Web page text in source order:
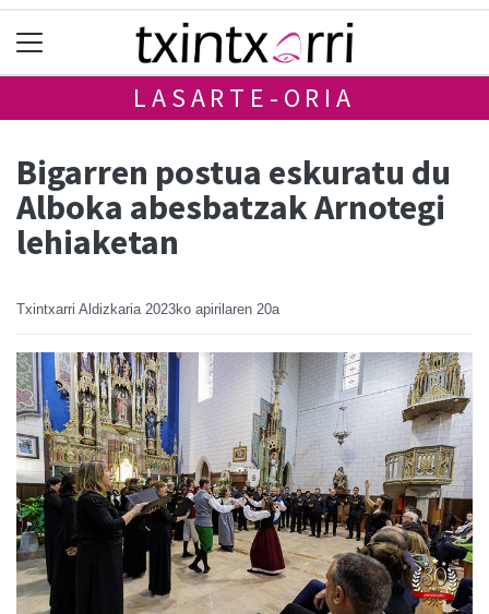
LASARTE-ORIA
Bigarren postua eskuratu du
Alboka abesbatzak Arnotegi
lehiaketan
Txintxarri Aldizkaria 2023ko apirilaren 20a